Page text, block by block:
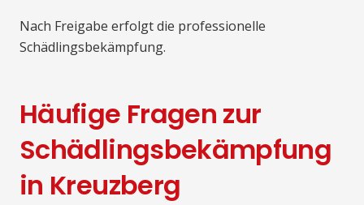
Nach Freigabe erfolgt die professionelle
Schädlingsbekämpfung.
Häufige Fragen zur
Schädlingsbekämpfung
in Kreuzberg